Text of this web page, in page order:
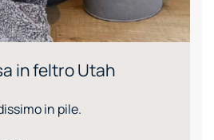
in feltro Utah
in pile.